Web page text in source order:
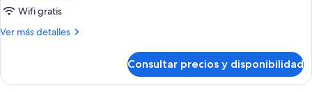
Wifi gratis
Ver más detalles
Más
terraza
Consultar precios y disponibilidad